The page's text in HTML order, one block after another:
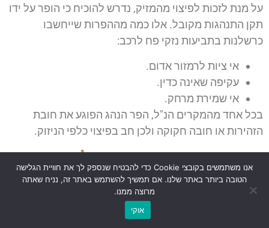
על מנת לזכות לפיצוי מהמזיק, נדרש להוכיח כי הופר על ידו
תקן התנהגות מקובל. אלו כמה מההפרות שייחשבו
כרשלנות בתביעות נזקי פח לרכב:
אי ציות לרמזור אדום.
עקיפה שאינה כדין.
אי שמירת מרחק.
בכל אחד מהמקרים הנ"ל, הפר הנהג הפוגע את חובת
הזהירות או חובה חקוקה ולכן חב בפיצוי כלפי הניזוק.
הוכחת תביעת רכוש לרכב
על-מנת להוכיח נזק יש לעמוד בשני תנאים:
על התובע להוכיח כי הנהג הפוגע הפר חובת זהירות ונהג
אנו משתמשים בקובצי Cookie כדי להבטיח שנספק לך את חוויית הגלישה
הטובה ביותר באתר שלנו. אם תמשיך להשתמש באתר זה, נניח שאתה
מרוצה ממנו.
אוקי